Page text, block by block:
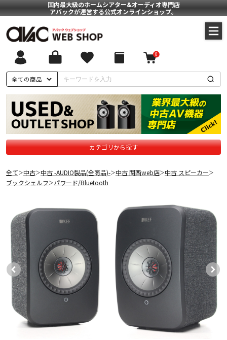
国内最大級のホームシアター&オーディオ専門店
アバックが運営する公式オンラインショップ。
全ての商品
0
カテゴリから探す
全て＞中古＞中古 -AUDIO製品(全商品)-＞中古 関西web店＞中古 スピーカー＞
ブックシェルフ＞パワード/Bluetooth